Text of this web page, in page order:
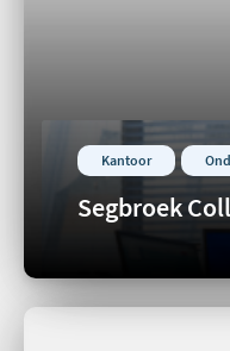
Kantoor
Segbroek